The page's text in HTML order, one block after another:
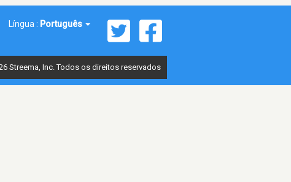
Língua : Português
Streema, Inc. Todos os direitos reservados